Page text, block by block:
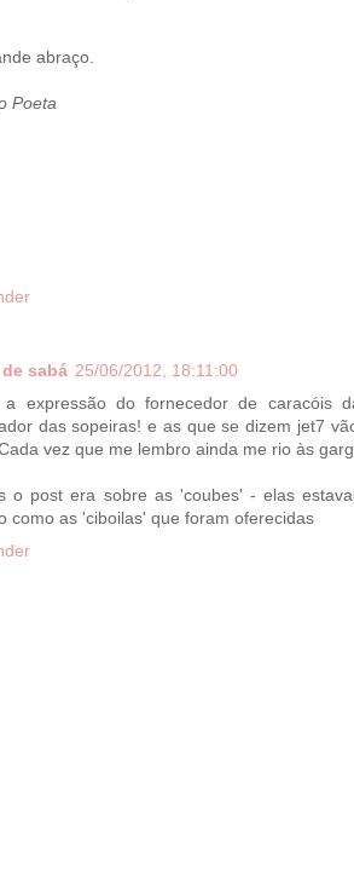
abraço.
Poeta
sabá 25/06/2012, 18:11:00
a expressão do fornecedor de caracóis
das sopeiras! e as que se dizem jet7
vez que me lembro ainda me rio às
o post era sobre as 'coubes' - elas
como as 'ciboilas' que foram oferecidas